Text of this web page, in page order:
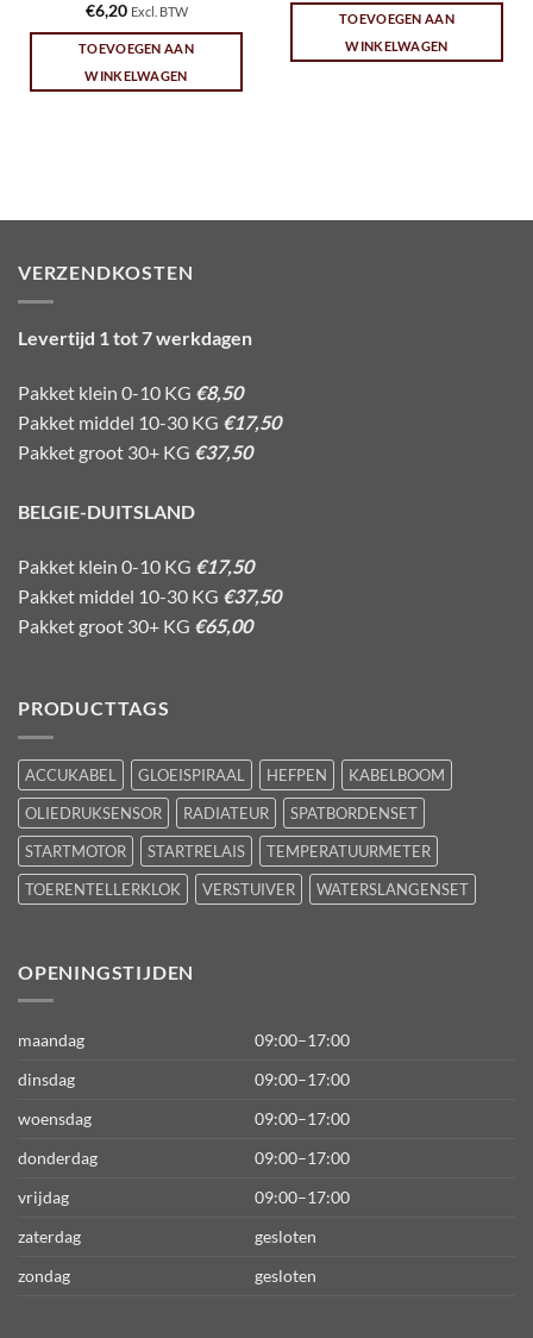
€6,20 Excl. BTW
TOEVOEGEN AAN
WINKELWAGEN
TOEVOEGEN AAN
WINKELWAGEN
VERZENDKOSTEN
Levertijd 1 tot 7 werkdagen
Pakket klein 0-10 KG €8,50
Pakket middel 10-30 KG €17,50
Pakket groot 30+ KG €37,50
BELGIE-DUITSLAND
Pakket klein 0-10 KG €17,50
Pakket middel 10-30 KG €37,50
Pakket groot 30+ KG €65,00
PRODUCTTAGS
ACCUKABEL GLOEISPIRAAL HEFPEN
KABELBOOM
OLIEDRUKSENSOR
RADIATEUR
SPATBORDENSET
STARTMOTOR
STARTRELAIS
TEMPERATUURMETER
TOERENTELLERKLOK
VERSTUIVER WATERSLANGENSET
OPENINGSTIJDEN
maandag
09:00–17:00
dinsdag
09:00–17:00
woensdag
09:00–17:00
donderdag
09:00–17:00
vrijdag
09:00–17:00
zaterdag
gesloten
zondag
gesloten